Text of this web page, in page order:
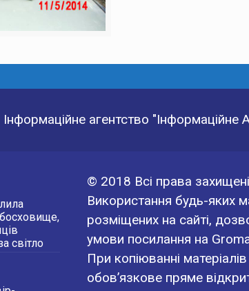
Інформаційне агентство "Інформаційне
світло
© 2018 Всі права
Використання будь-яких
розміщених на сайті,
умови посилання на
При копіюванні
обов’язкове пряме